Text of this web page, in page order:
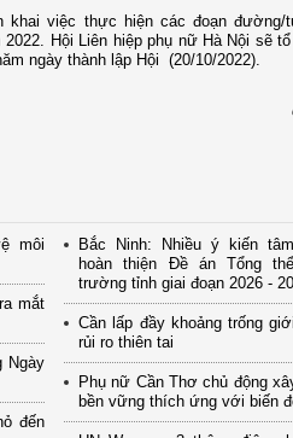
khai việc thực hiện các đoạn đường/
2022. Hội Liên hiệp phụ nữ Hà Nội sẽ
ngày thành lập Hội (20/10/2022).
môi
mắt
Ngày
đến
Bắc Ninh: Nhiều ý kiến
hoàn thiện Đề án Tổng
trường tỉnh giai đoạn 2026 -
Cần lấp đầy khoảng trống
rủi ro thiên tai
Phụ nữ Cần Thơ chủ động
bền vững thích ứng với biến